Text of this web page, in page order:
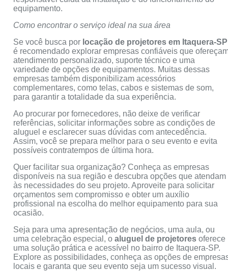
equipamento.
Como encontrar o serviço ideal na sua área
Se você busca por locação de projetores em Itaquera-SP
é recomendado explorar empresas confiáveis que
atendimento personalizado, suporte técnico e uma
variedade de opções de equipamentos. Muitas dessas
empresas também disponibilizam acessórios
complementares, como telas, cabos e sistemas de som,
para garantir a totalidade da sua experiência.
Ao procurar por fornecedores, não deixe de verificar
referências, solicitar informações sobre as condições de
aluguel e esclarecer suas dúvidas com antecedência.
Assim, você se prepara melhor para o seu evento e evita
possíveis contratempos de última hora.
Quer facilitar sua organização? Conheça as empresas
disponíveis na sua região e descubra opções que atendam
às necessidades do seu projeto. Aproveite para solicitar
orçamentos sem compromisso e obter um auxílio
profissional na escolha do melhor equipamento para sua
ocasião.
Seja para uma apresentação de negócios, uma aula, ou
uma celebração especial, oaluguel de projetores oferece
uma solução prática e acessível no bairro de Itaquera-SP.
Explore as possibilidades, conheça as opções de
locais e garanta que seu evento seja um sucesso visual.